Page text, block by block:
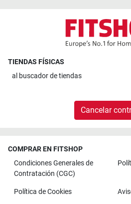
TIENDAS FÍSICAS
al buscador de tiendas
Cancelar
COMPRAR EN FITSHOP
Condiciones Generales de
Contratación (CGC)
Política de Cookies